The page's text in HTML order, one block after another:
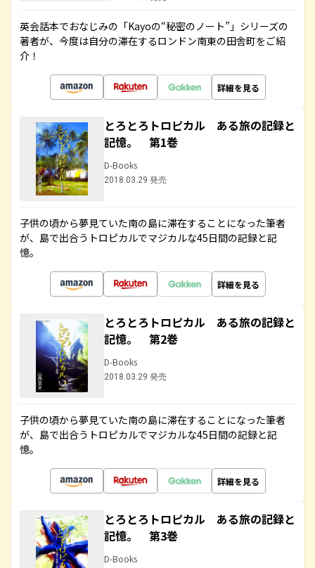
英会話本でおなじみの「Kayoの“秘密のノート”」シリーズの
著者が、今度は自分の滞在するロンドン南東の田舎町をご紹
介！
詳細を見る
とろとろトロピカル ある旅の記録と
記憶。 第1巻
D-Books
2018.03.29 発売
子供の頃から夢見ていた南の島に滞在することになった筆者
が、島で出合うトロピカルでマジカルな45日間の記録と記
憶。
詳細を見る
とろとろトロピカル ある旅の記録と
記憶。 第2巻
D-Books
2018.03.29 発売
子供の頃から夢見ていた南の島に滞在することになった筆者
が、島で出合うトロピカルでマジカルな45日間の記録と記
憶。
詳細を見る
とろとろトロピカル ある旅の記録と
記憶。 第3巻
D-Books